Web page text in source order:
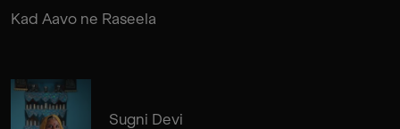
Kad Aavo ne Raseela
Sugni Devi